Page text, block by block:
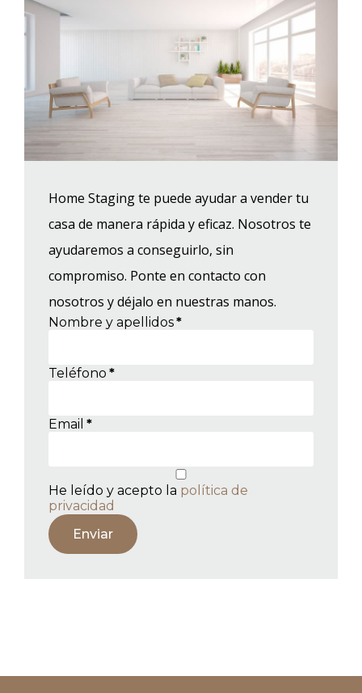
Home Staging te puede ayudar a vender tu
casa de manera rápida y eficaz. Nosotros te
ayudaremos a conseguirlo, sin
compromiso. Ponte en contacto con
nosotros y déjalo en nuestras manos.
Nombre y apellidos*
Teléfono *
Email *
He leído y acepto la política de
privacidad
Enviar